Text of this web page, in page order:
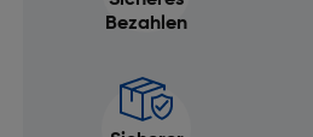
Bezahlen